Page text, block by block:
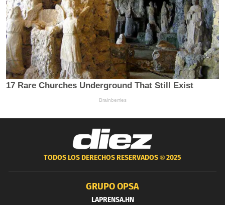
TODOS LOS DERECHOS RESERVADOS ®2025
GRUPO OPSA
LAPRENSA.HN